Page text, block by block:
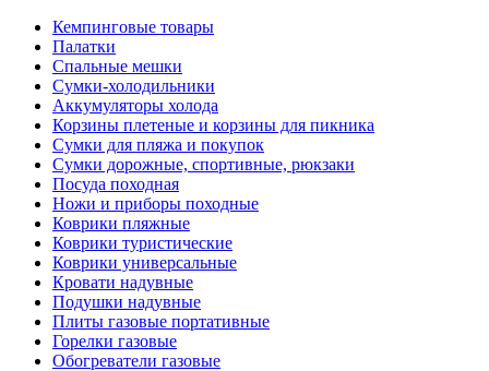
Кемпинговые товары
Палатки
Спальные мешки
Сумки-холодильники
Аккумуляторы холода
Корзины плетеные и корзины для пикника
Сумки для пляжа и покупок
Сумки дорожные, спортивные, рюкзаки
Посуда походная
Ножи и приборы походные
Коврики пляжные
Коврики туристические
Коврики универсальные
Кровати надувные
Подушки надувные
Плиты газовые портативные
Горелки газовые
Обогреватели газовые